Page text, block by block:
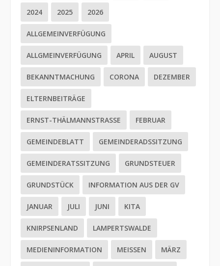
2024 2025 2026
ALLGEMEINVERFÜGUNG
ALLGMEINVERFÜGUNG APRIL AUGUST
BEKANNTMACHUNG CORONA DEZEMBER
ELTERNBEITRÄGE
ERNST-THÄLMANNSTRASSE FEBRUAR
GEMEINDEBLATT GEMEINDERADSSITZUNG
GEMEINDERATSSITZUNG GRUNDSTEUER
GRUNDSTÜCK INFORMATION AUS DER GV
JANUAR JULI JUNI KITA
KNIRPSENLAND LAMPERTSWALDE
MEDIENINFORMATION MEISSEN MÄRZ